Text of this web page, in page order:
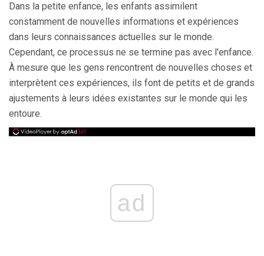
Dans la petite enfance, les enfants assimilent
constamment de nouvelles informations et expériences
dans leurs connaissances actuelles sur le monde.
Cependant, ce processus ne se termine pas avec l'enfance.
À mesure que les gens rencontrent de nouvelles choses et
interprètent ces expériences, ils font de petits et de grands
ajustements à leurs idées existantes sur le monde qui les
entoure.
ad